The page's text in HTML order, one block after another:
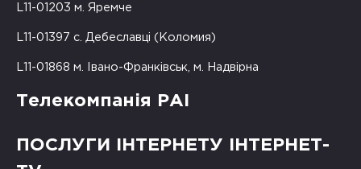
L11-01203 м. Яремче
L11-01397 с. Дебеславці (Коломия)
L11-01868 м. Івано-Франківськ, м. Надвірна
Телекомпанія РАІ
ПОСЛУГИ ІНТЕРНЕТУ ІНТЕРНЕТ-